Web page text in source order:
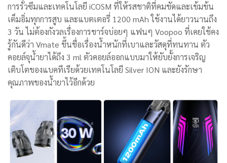
การรั่วซึมและเทคโนโลยี iCOSM ที่ให้รสชาติที่คมชัดและเข้มข้น
เต็มอิ่มทุกการสูบ และแบตเตอรี่ 1200 mAh ใช้งานได้ยาวนานถึง
3 วัน ไม่ต้องกังวลเรื่องการชาร์จบ่อยๆ แฟนๆ Voopoo ที่เคยใช้คง
รู้กันดีว่า Vmate ขึ้นชื่อเรื่องน้ำหนักที่เบาและวัสดุที่ทนทาน ตัว
คอยล์จุน้ำยาได้ถึง 3 ml ตัวคอยล์ออกแบบมาให้ยับยั้งการเจริญ
เติบโตของแบคทีเรียด้วยเทคโนโลยี Silver ION และยังรักษา
คุณภาพของน้ำยาไว้อีกด้วย